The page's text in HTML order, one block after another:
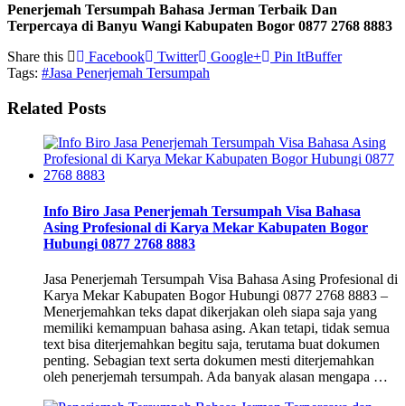
Penerjemah Tersumpah Bahasa Jerman Terbaik Dan
Terpercaya di Banyu Wangi Kabupaten Bogor 0877 2768 8883
Share this
Facebook Twitter Google+ Pin ItBuffer
Tags: #Jasa Penerjemah Tersumpah
Related Posts
Info Biro Jasa Penerjemah Tersumpah Visa Bahasa
Asing Profesional di Karya Mekar Kabupaten Bogor
Hubungi 0877 2768 8883
Jasa Penerjemah Tersumpah Visa Bahasa Asing Profesional di
Karya Mekar Kabupaten Bogor Hubungi 0877 2768 8883 –
Menerjemahkan teks dapat dikerjakan oleh siapa saja yang
memiliki kemampuan bahasa asing. Akan tetapi, tidak semua
text bisa diterjemahkan begitu saja, terutama buat dokumen
penting. Sebagian text serta dokumen mesti diterjemahkan
oleh penerjemah tersumpah. Ada banyak alasan mengapa …